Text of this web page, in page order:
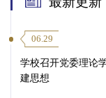
06.29
学校召开党委理论
建思想